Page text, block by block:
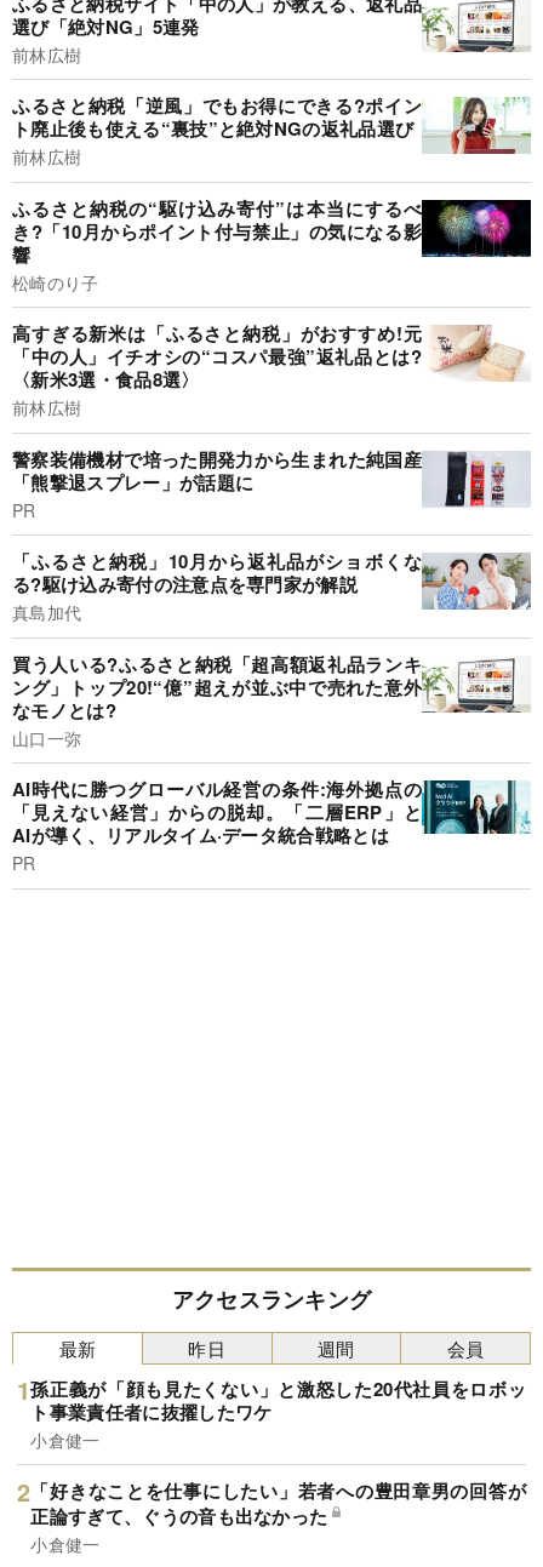
選び「絶対NG」5連発
前林広樹
ふるさと納税「逆風」でもお得にできる?ポイン
ト廃止後も使える“裏技”と絶対NGの返礼品選び
前林広樹
ふるさと納税の“駆け込み寄付”は本当にするべ
き?「10月からポイント付与禁止」の気になる影
響
松崎のり子
高すぎる新米は「ふるさと納税」がおすすめ!元
「中の人」イチオシの“コスパ最強”返礼品とは?
〈新米3選・食品8選〉
前林広樹
警察装備機材で培った開発力から生まれた純国産
「熊撃退スプレー」が話題に
PR
「ふるさと納税」10月から返礼品がショボくな
る?駆け込み寄付の注意点を専門家が解説
真島加代
買う人いる?ふるさと納税「超高額返礼品ランキ
ング」トップ20!“億”超えが並ぶ中で売れた意外
なモノとは?
山口一弥
AI時代に勝つグローバル経営の条件:海外拠点の
「見えない経営」からの脱却。「二層ERP」と
AIが導く、リアルタイム·データ統合戦略とは
PR
アクセスランキング
最新
孫正義が「顔も見たくない」と激怒した20代社員をロボッ
ト事業責任者に抜擢したワケ
小倉健一
「好きなことを仕事にしたい」若者への豊田章男の回答が
正論すぎて、ぐうの音も出なかった
小倉健一
昨日 週間 会員